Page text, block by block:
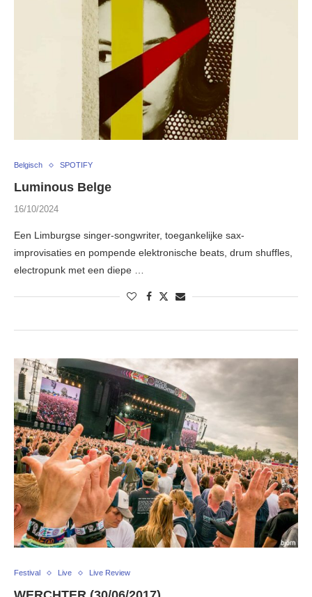
Belgisch SPOTIFY
Luminous Belge
16/10/2024
Een Limburgse singer-songwriter, toegankelijke sax-
improvisaties en pompende elektronische beats, drum shuffles,
electropunk met een diepe …
Festival Live Live Review